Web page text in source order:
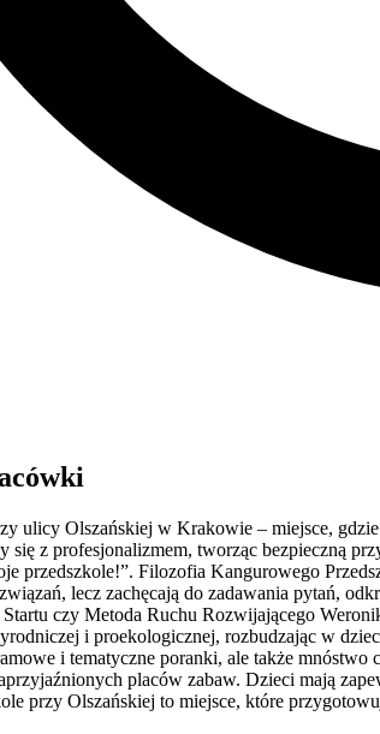
ulicy Olszańskiej w Krakowie – miejsce,
się z profesjonalizmem, tworząc bezpieczną
przedszkole!”. Filozofia Kangurowego
lecz zachęcają do zadawania pytań,
czy Metoda Ruchu Rozwijającego
i proekologicznej, rozbudzając w
i tematyczne poranki, ale także
placów zabaw. Dzieci mają
przy Olszańskiej to miejsce, które